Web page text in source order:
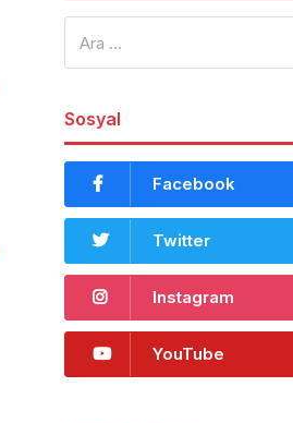
Sosyal
Facebook
Twitter
Instagram
YouTube